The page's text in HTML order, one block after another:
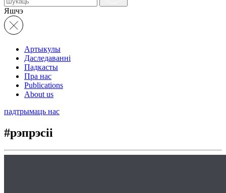
Яшчэ
Артыкулы
Даследаванні
Падкасты
Пра нас
Publications
About us
падтрымаць нас
#рэпрэсіі